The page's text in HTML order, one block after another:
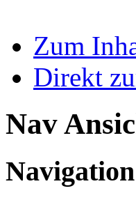
Zum
Direkt
Nav
Navigation